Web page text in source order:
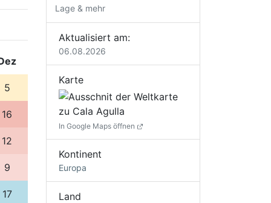
5
16
12
9
17
Lage & mehr
Aktualisiert am:
06.08.2026
Karte
In Google Maps öffnen
Kontinent
Europa
Land